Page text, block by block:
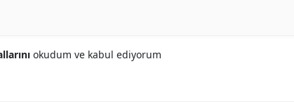
okudum ve kabul ediyorum